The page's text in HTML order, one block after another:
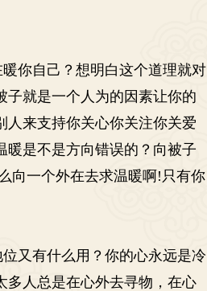
你自己？想明白这个道理就对
子就是一个人为的因素让你的
人来支持你关心你关注你关爱
暖是不是方向错误的？向被子
向一个外在去求温暖啊 ! 只有你
又有什么用？你的心永远是冷
多人总是在心外去寻物，在心